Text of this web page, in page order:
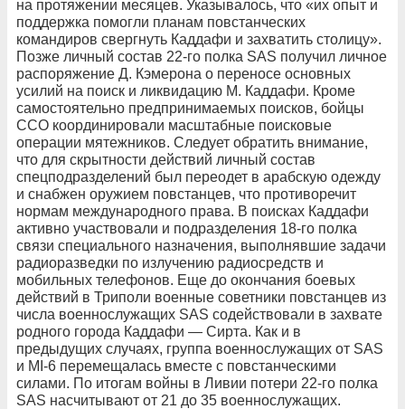
на протяжении месяцев. Указывалось, что «их опыт и
поддержка помогли планам повстанческих
командиров свергнуть Каддафи и захватить столицу».
Позже личный состав 22-го полка SAS получил личное
распоряжение Д. Кэмерона о переносе основных
усилий на поиск и ликвидацию М. Каддафи. Кроме
самостоятельно предпринимаемых поисков, бойцы
ССО координировали масштабные поисковые
операции мятежников. Следует обратить внимание,
что для скрытности действий личный состав
спецподразделений был переодет в арабскую одежду
и снабжен оружием повстанцев, что противоречит
нормам международного права. В поисках Каддафи
активно участвовали и подразделения 18-го полка
связи специального назначения, выполнявшие задачи
радиоразведки по излучению радиосредств и
мобильных телефонов. Еще до окончания боевых
действий в Триполи военные советники повстанцев из
числа военнослужащих SAS содействовали в захвате
родного города Каддафи — Сирта. Как и в
предыдущих случаях, группа военнослужащих от SAS
и МI-6 перемещалась вместе с повстанческими
силами. По итогам войны в Ливии потери 22-го полка
SAS насчитывают от 21 до 35 военнослужащих.